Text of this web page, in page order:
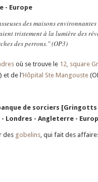
- Europe
des maisons
tristement à la lumière des
des perrons." (OP3)
où se trouve le 12, square
et de l'Hôpital Ste Mangouste
de sorciers [Gringotts
- Londres - Angleterre -
des gobelins, qui fait des